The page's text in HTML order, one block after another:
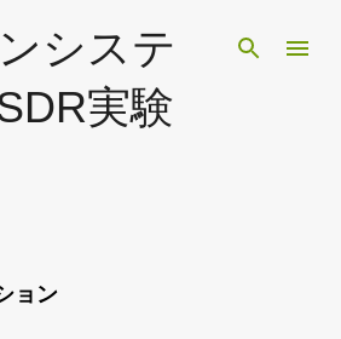
メイン コンテンツに移動
システ
実験
ョン